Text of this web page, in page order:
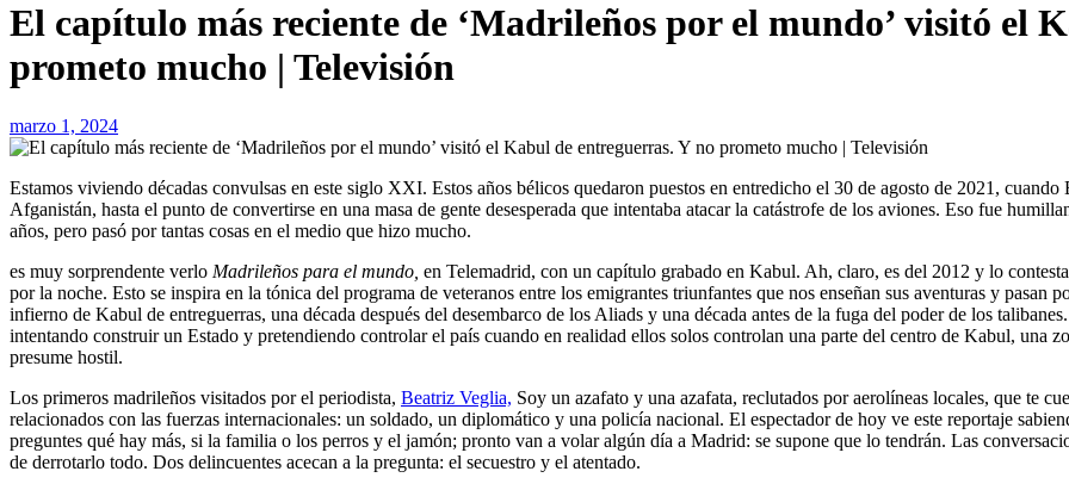
El capítulo más reciente de ‘Madrileños por el mundo’ visitó el
prometo mucho | Televisión
marzo 1, 2024
Estamos viviendo décadas convulsas en este siglo XXI. Estos años bélicos quedaron puestos en entredicho el 30 de agosto de 2021, cuando Estados Unidos retiró con ansiedad a sus últimos soldados de
Afganistán, hasta el punto de convertirse en una masa de gente desesperada que intentaba atacar la catástrofe de los aviones. Eso fue
años, pero pasó por tantas cosas en el medio que hizo mucho.
es muy sorprendente verlo Madrileños para el mundo, en Telemadrid, con un capítulo grabado en Kabul. Ah, claro, es del 2012 y lo
por la noche. Esto se inspira en la tónica del programa de veteranos entre los emigrantes triunfantes que nos enseñan sus aventuras y pasan
infierno de Kabul de entreguerras, una década después del desembarco de los Aliads y una década antes de la fuga del poder de los
intentando construir un Estado y pretendiendo controlar el país cuando en realidad ellos solos controlan una parte del centro de Kabul, una
presume hostil.
Los primeros madrileños visitados por el periodista, Beatriz Veglia, Soy un azafato y una azafata, reclutados por aerolíneas locales, que te
relacionados con las fuerzas internacionales: un soldado, un diplomático y una policía nacional. El espectador de hoy ve este reportaje
preguntes qué hay más, si la familia o los perros y el jamón; pronto van a volar algún día a Madrid: se supone que lo tendrán. Las
de derrotarlo todo. Dos delincuentes acecan a la pregunta: el secuestro y el atentado.